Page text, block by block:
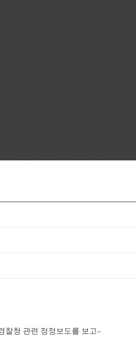
찰청 관련 정정보도를 보고–